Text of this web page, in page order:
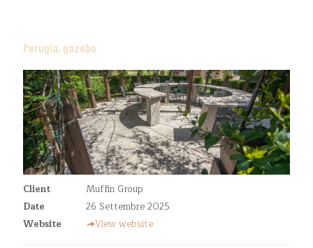
Perugia, gazebo
Client
Muffin Group
Date
26 Settembre 2025
Website
View website